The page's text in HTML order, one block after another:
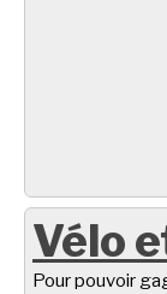
Vélo
Pour pouvoir